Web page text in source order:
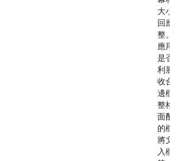
大小
回應
整。
應用
是否
利展
收合
邊欄
整格
面配
的欄
將文
入欄